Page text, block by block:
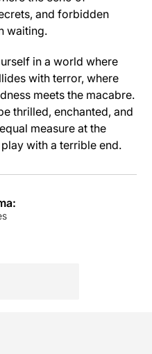
and forbidden
waiting.
in a world where
with terror, where
meets the macabre.
thrilled, enchanted, and
measure at the
with a terrible end.